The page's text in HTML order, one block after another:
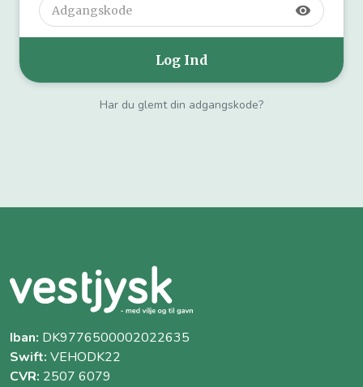
visibility
Har du glemt din adgangskode?
Iban: DK9776500002022635
Swift: VEHODK22
CVR: 2507 6079